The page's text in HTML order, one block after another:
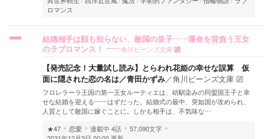
ロマンス
結婚相手は顔も知らない、敵国の皇子……運命を背負う王女
のラブロマンス！
角川ビーンズ文庫
【発売記念！大量試し読み】とらわれ花姫の幸せな誤算 仮
面に隠された恋の名は／青田かずみ／角川ビーンズ文庫
フロレラーラ王国の第一王女ルーティエは、幼馴染みの同盟国王子と幸
せな結婚を迎える――はずだった。結婚式の最中、突如国が攻められ、
人質として敵国に嫁ぐことに。しかも相手は、不気味な…
★47
恋愛 連載中 4話
57,090文字